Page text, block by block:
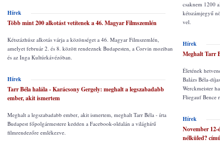
Hírek
Több mint 200 alkotást vetítenek a 46. Magyar Filmszemlén
Kétszázhúsz alkotás várja a közönséget a 46. Magyar Filmszemlén,
amelyet február 2. és 8. között rendeznek Budapesten, a Corvin moziban
és az Inga Kultúrkávézóban.
Hírek
Tarr Béla halála - Karácsony Gergely: meghalt a legszabadabb
ember, akit ismertem
Meghalt a legszabadabb ember, akit ismertem, meghalt Tarr Béla - írta
Budapest főpolgármestere kedden a Facebook-oldalán a világhírű
filmrendezőre emlékezve.
csaknem 1200
kétszámjegyű
vel.
Hírek
Meghalt Tarr
Életének
Balázs Béla-
Werckmeister
Fliegauf Bence
Hírek
November
nélküled?